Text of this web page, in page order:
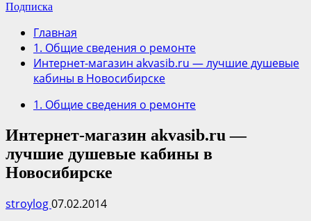
Подписка
Главная
1. Общие сведения о ремонте
Интернет-магазин akvasib.ru — лучшие душевые
кабины в Новосибирске
1. Общие сведения о ремонте
Интернет-магазин akvasib.ru —
лучшие душевые кабины в
Новосибирске
stroylog07.02.2014